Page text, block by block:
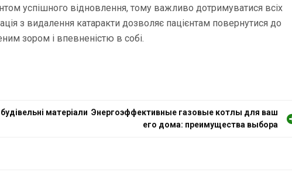
успішного відновлення, тому важливо дотримуватися всіх
з видалення катаракти дозволяє пацієнтам повернутися до
зором і впевненістю в собі.
матеріали Энергоэффективные газовые котлы для ваш
его дома: преимущества выбора